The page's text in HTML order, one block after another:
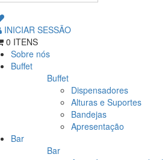
INICIAR SESSÃO
0 ITENS
Sobre nós
Buffet
Buffet
Dispensadores
Alturas e Suportes
Bandejas
Apresentação
Bar
Bar